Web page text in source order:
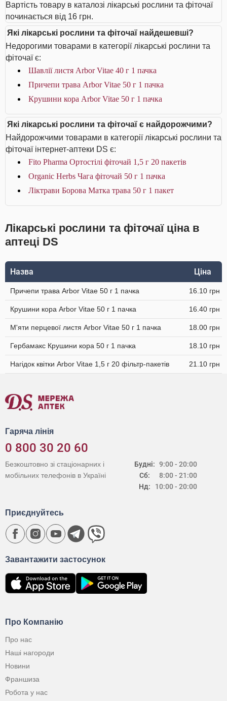
Вартість товару в каталозі лікарські рослини та фіточаї
починається від 16 грн.
Які лікарські рослини та фіточаї найдешевші?
Недорогими товарами в категорії лікарські рослини та
фіточаї є:
Шавлії листя Arbor Vitae 40 г 1 пачка
Причепи трава Arbor Vitae 50 г 1 пачка
Крушини кора Arbor Vitae 50 г 1 пачка
Які лікарські рослини та фіточаї є найдорожчими?
Найдорожчими товарами в категорії лікарські рослини та
фіточаї інтернет-аптеки DS є:
Fito Pharma Ортостілі фіточай 1,5 г 20 пакетів
Organic Herbs Чага фіточай 50 г 1 пачка
Ліктрави Борова Матка трава 50 г 1 пакет
Лікарські рослини та фіточаї ціна в
аптеці DS
Назва Ціна
Причепи трава Arbor Vitae 50 г 1 пачка 16.10 грн
Крушини кора Arbor Vitae 50 г 1 пачка 16.40 грн
М'яти перцевої листя Arbor Vitae 50 г 1 пачка 18.00 грн
Гербамакс Крушини кора 50 г 1 пачка 18.10 грн
Нагідок квітки Arbor Vitae 1,5 г 20 фільтр-пакетів 21.10 грн
Гаряча лінія
0 800 30 20 60
Будні:
Сб:
Нд:
9:00 - 20:00
8:00 - 21:00
10:00 - 20:00
Безкоштовно зі стаціонарних і
мобільних телефонів в Україні
Про Компанію
Про нас
Наші нагороди
Новини
Франшиза
Робота у нас
Завантажити застосунок
Приєднуйтесь